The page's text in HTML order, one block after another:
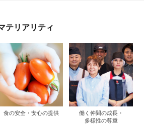
テリアリティ
食の安全・安心の提供
働く仲間の成⻑・
多様性の尊重